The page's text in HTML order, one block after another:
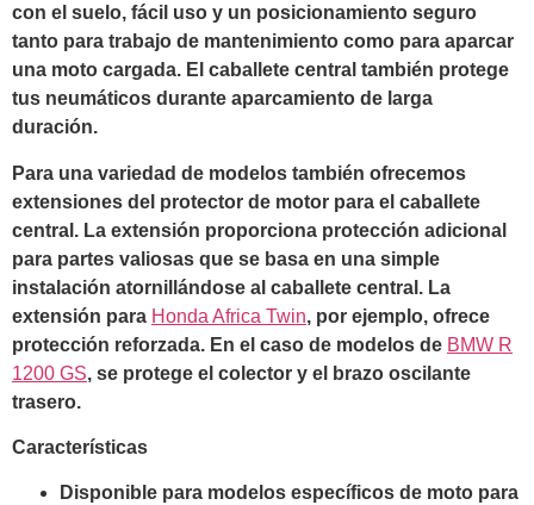
con el suelo, fácil uso y un posicionamiento seguro
tanto para trabajo de mantenimiento como para aparcar
una moto cargada. El caballete central también protege
tus neumáticos durante aparcamiento de larga
duración.
Para una variedad de modelos también ofrecemos
extensiones del protector de motor para el caballete
central. La extensión proporciona protección adicional
para partes valiosas que se basa en una simple
instalación atornillándose al caballete central. La
extensión para Honda Africa Twin, por ejemplo, ofrece
protección reforzada. En el caso de modelos de BMW R
1200 GS, se protege el colector y el brazo oscilante
trasero.
Características
Disponible para modelos específicos de moto para